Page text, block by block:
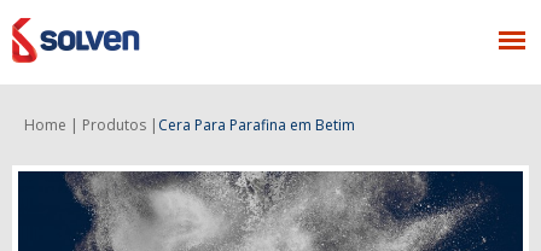
Home | Produtos | Cera Para Parafina em Betim